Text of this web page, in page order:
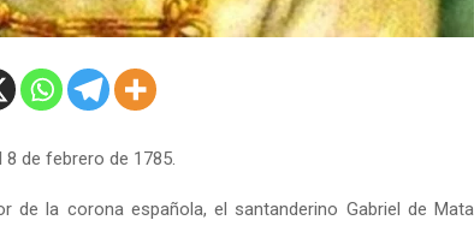
de febrero de 1785.
de la corona española, el santanderino Gabriel de Mata